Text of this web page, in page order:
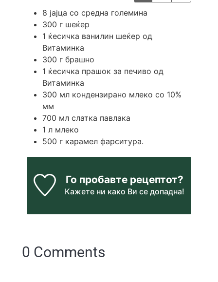
8 јајца со средна големина
300 г шеќер
1 ќесичка ванилин шеќер од
Витаминка
300 г брашно
1 ќесичка прашок за печиво од
Витаминка
300 мл кондензирано млеко со 10%
мм
700 мл слатка павлака
1 л млеко
500 г карамел фарситура.
Го пробавте рецептот?
Кажете ни како Ви се допадна!
0 Comments